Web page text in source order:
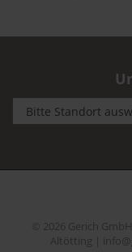
© 2026 Gerich
Altötting |